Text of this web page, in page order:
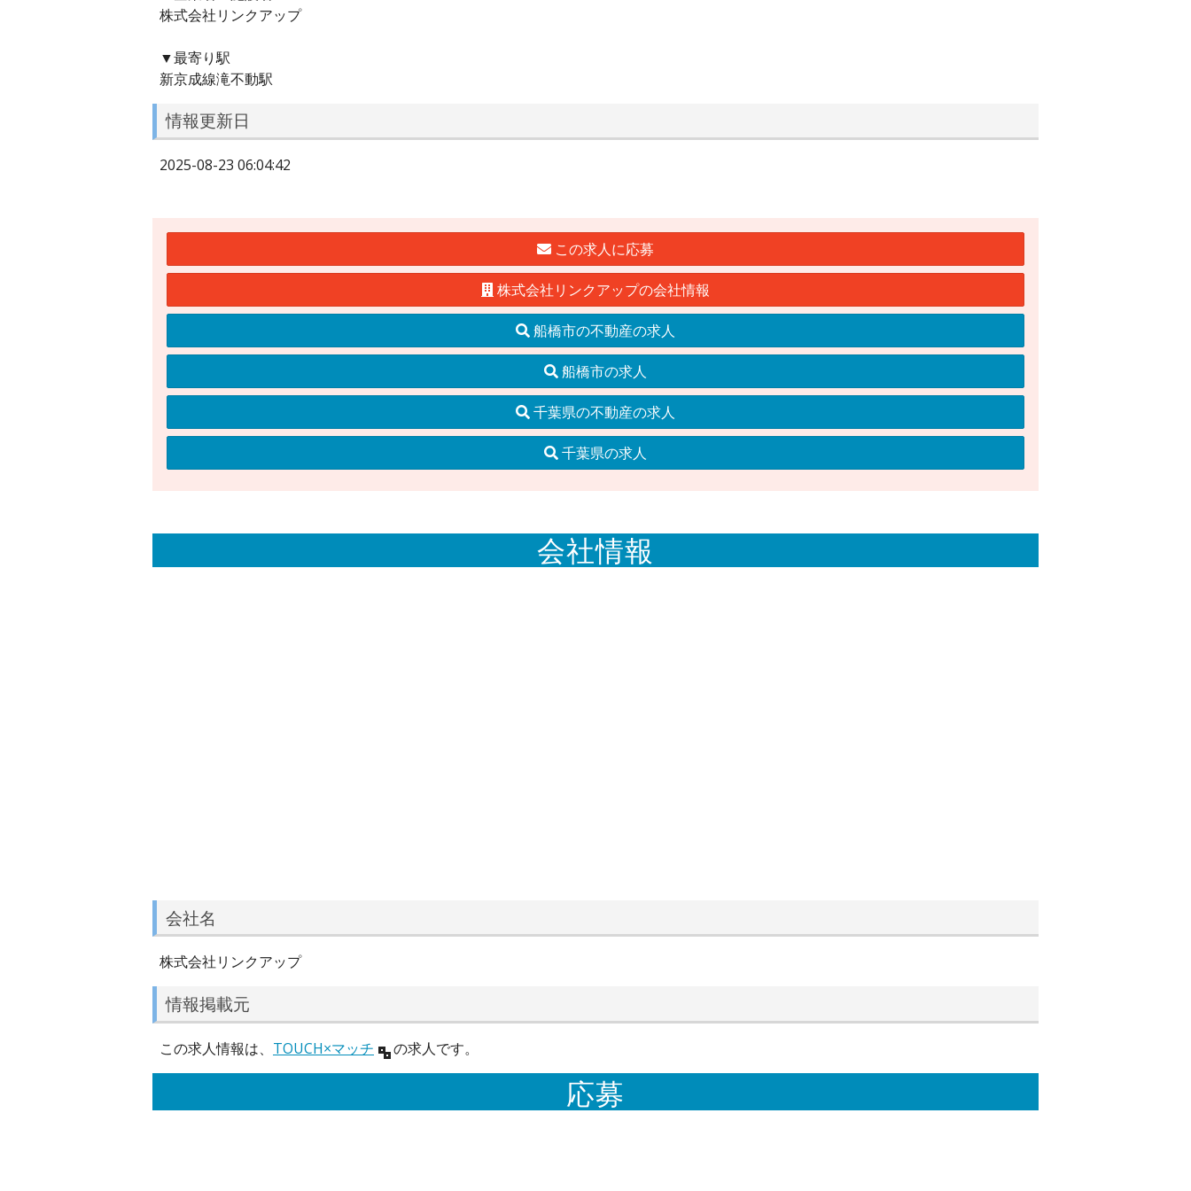
株式会社リンクアップ
▼最寄り駅
新京成線滝不動駅
情報更新日
2025-08-23 06:04:42
この求人に応募
株式会社リンクアップの会社情報
船橋市の不動産の求人
船橋市の求人
千葉県の不動産の求人
千葉県の求人
会社情報
会社名
株式会社リンクアップ
情報掲載元
この求人情報は、 TOUCH×マッチ の求人です。
応募